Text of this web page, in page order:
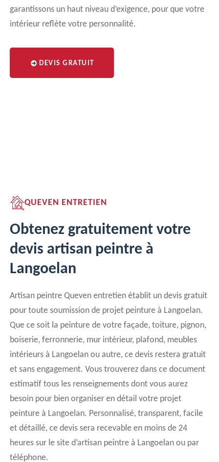
garantissons un haut niveau d’exigence, pour que votre
intérieur reflète votre personnalité.
DEVIS GRATUIT
QUEVEN ENTRETIEN
Obtenez gratuitement votre
devis artisan peintre à
Langoelan
Artisan peintre Queven entretien établit un devis gratuit
pour toute soumission de projet peinture à Langoelan.
Que ce soit la peinture de votre façade, toiture, pignon,
boiserie, ferronnerie, mur intérieur, plafond, meubles
intérieurs à Langoelan ou autre, ce devis restera gratuit
et sans engagement. Vous trouverez dans ce document
estimatif tous les renseignements dont vous aurez
besoin pour bien organiser en détail votre projet
peinture à Langoelan. Personnalisé, transparent, facile
et détaillé, ce devis sera recevable en moins de 24
heures sur le site d’artisan peintre à Langoelan ou par
téléphone.